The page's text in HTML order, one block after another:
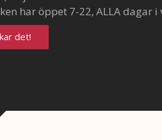
har öppet 7-22, ALLA dagar i
det!